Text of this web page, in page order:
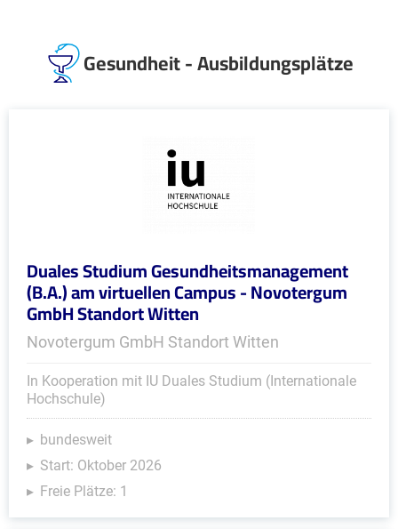
Gesundheit - Ausbildungsplätze
Duales Studium Gesundheitsmanagement
(B.A.) am virtuellen Campus - Novotergum
GmbH Standort Witten
Novotergum GmbH Standort Witten
In Kooperation mit IU Duales Studium (Internationale
Hochschule)
bundesweit
Start: Oktober 2026
Freie Plätze: 1